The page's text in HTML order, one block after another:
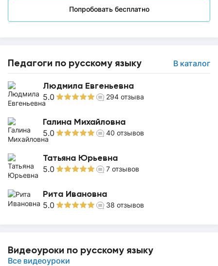
Попробовать бесплатно
Педагоги по русскому языку В каталог
Людмила Евгеньевна
5.0 294 отзыва
Галина Михайловна
5.0 40 отзывов
Татьяна Юрьевна
5.0 7 отзывов
Рита Ивановна
5.0 38 отзывов
Видеоуроки по русскому языку
Все видеоуроки